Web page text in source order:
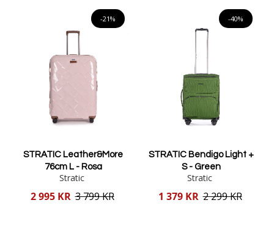
-21%
STRATIC Leather&More
76cm L - Rosa
Stratic
Reducerat
2 995 KR 3 799 KR
-40%
STRATIC Bendigo Light +
S - Green
Stratic
Reducerat
1 379 KR 2 299 KR